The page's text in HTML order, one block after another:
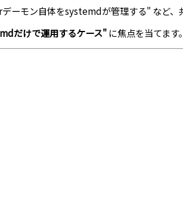
モン自体をsystemdが管理する" など、
だけで運用するケース" に焦点を当てます。